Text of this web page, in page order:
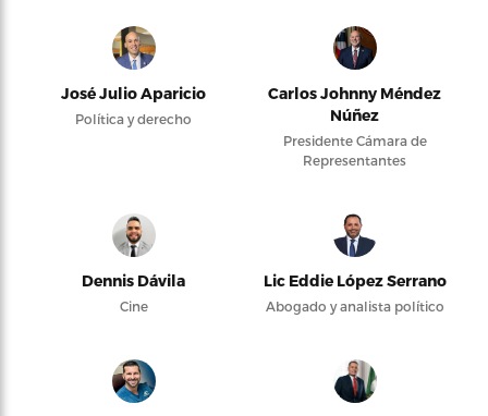
José Julio Aparicio
Política y derecho
Carlos Johnny Méndez
Núñez
Presidente Cámara de
Representantes
Dennis Dávila
Cine
Lic Eddie López Serrano
Abogado y analista político